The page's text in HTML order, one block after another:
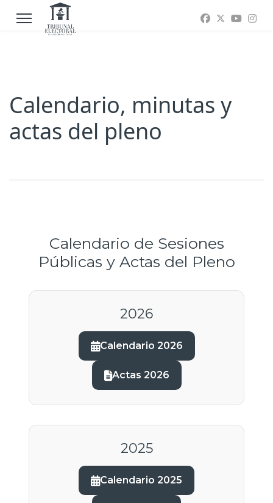
Calendario, minutas y
actas del pleno
Calendario de Sesiones
Públicas y Actas del Pleno
2026
Calendario 2026
Actas 2026
2025
Calendario 2025